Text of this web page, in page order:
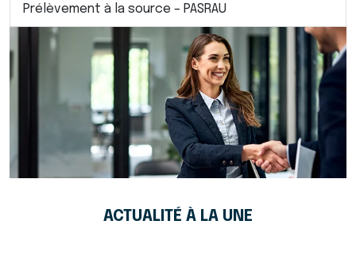
Prélèvement à la source – PASRAU
ACTUALITÉ À LA UNE